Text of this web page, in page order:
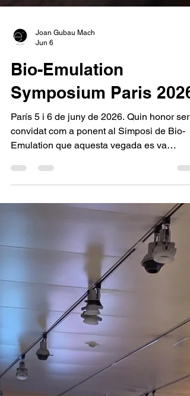
Jun 6
Bio-Emulation
Symposium Paris 2026
convidat com a ponent al Simposi de Bio-
Emulation que aquesta vegada es va
celebrar a París. Dos dies meravellosos
d'excel·lents conferències a càrrec d'alguns
dels millors dentistes del món. Una
organització increïble per part de l'equip de
Bio-Emulation de França. La propera
Madrid 2028! Ens veiem allà!